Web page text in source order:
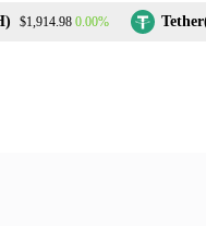
$1,914.98 0.00%